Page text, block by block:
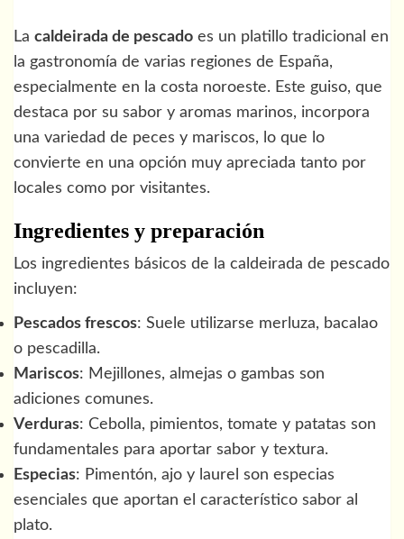
La caldeirada de pescado es un platillo tradicional en
la gastronomía de varias regiones de España,
especialmente en la costa noroeste. Este guiso, que
destaca por su sabor y aromas marinos, incorpora
una variedad de peces y mariscos, lo que lo
convierte en una opción muy apreciada tanto por
locales como por visitantes.
Ingredientes y preparación
Los ingredientes básicos de la caldeirada de pescado
incluyen:
Pescados frescos: Suele utilizarse merluza, bacalao
o pescadilla.
Mariscos: Mejillones, almejas o gambas son
adiciones comunes.
Verduras: Cebolla, pimientos, tomate y patatas son
fundamentales para aportar sabor y textura.
Especias: Pimentón, ajo y laurel son especias
esenciales que aportan el característico sabor al
plato.